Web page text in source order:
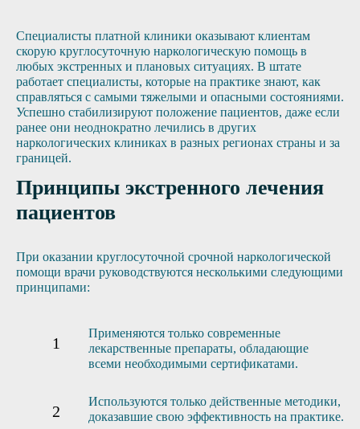
Специалисты платной клиники оказывают клиентам
скорую круглосуточную наркологическую помощь в
любых экстренных и плановых ситуациях. В штате
работает специалисты, которые на практике знают, как
справляться с самыми тяжелыми и опасными состояниями.
Успешно стабилизируют положение пациентов, даже если
ранее они неоднократно лечились в других
наркологических клиниках в разных регионах страны и за
границей.
Принципы экстренного лечения
пациентов
При оказании круглосуточной срочной наркологической
помощи врачи руководствуются несколькими следующими
принципами:
Применяются только современные
лекарственные препараты, обладающие
всеми необходимыми сертификатами.
Используются только действенные методики,
доказавшие свою эффективность на практике.